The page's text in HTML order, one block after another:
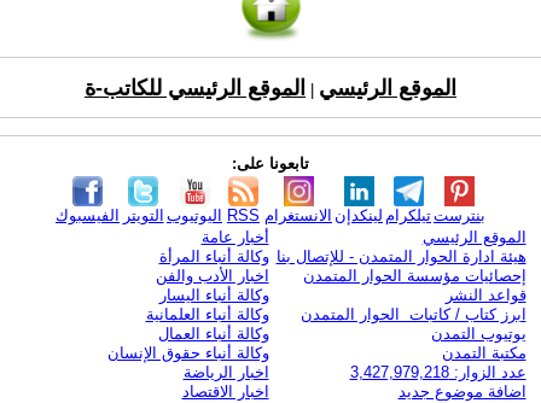
الموقع الرئيسي الموقع الرئيسي للكاتب-ة
تابعونا على:
الفيسبوك التويتر اليوتيوب RSS الانستغرام لينكدإن تيلكرامبنترست
الموقع الرئيسي
هيئة ادارة الحوار المتمدن - للإتصال بنا
إحصائيات مؤسسة الحوار المتمدن
قواعد النشر
ابرز كتاب / كاتبات الحوار المتمدن
يوتيوب التمدن
مكتبة التمدن
عدد الزوار: 3,427,979,218
اضافة موضوع جديد
أخبار عامة
وكالة أنباء المرأة
اخبار الأدب والفن
وكالة أنباء اليسار
وكالة أنباء العلمانية
وكالة أنباء العمال
وكالة أنباء حقوق الإنسان
اخبار الرياضة
اخبار الاقتصاد